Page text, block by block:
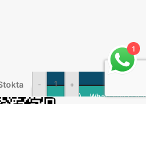
- +
WhatsApp
1